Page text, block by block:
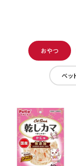
おやつ
ベッ